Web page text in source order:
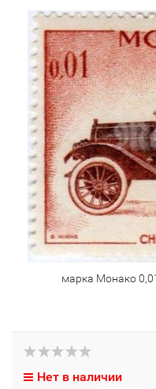
марка Монако
Нет в наличии